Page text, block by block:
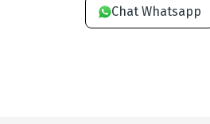
Chat Whatsapp